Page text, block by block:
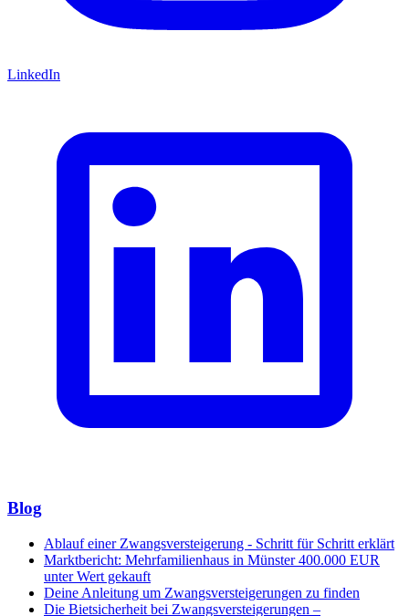
LinkedIn
Blog
Ablauf einer Zwangsversteigerung - Schritt für Schritt erklärt
Marktbericht: Mehrfamilienhaus in Münster 400.000 EUR
unter Wert gekauft
Deine Anleitung um Zwangsversteigerungen zu finden
Die Bietsicherheit bei Zwangsversteigerungen –